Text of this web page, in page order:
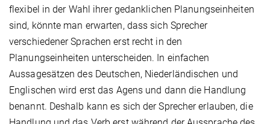
flexibel in der Wahl ihrer gedanklichen Planungseinheiten
sind, könnte man erwarten, dass sich Sprecher
verschiedener Sprachen erst recht in den
Planungseinheiten unterscheiden. In einfachen
Aussagesätzen des Deutschen, Niederländischen und
Englischen wird erst das Agens und dann die Handlung
benannt. Deshalb kann es sich der Sprecher erlauben, die